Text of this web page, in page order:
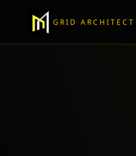
GRID ARCHITECT